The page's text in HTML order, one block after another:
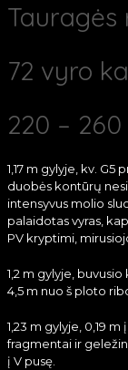
Tauragės
72 vyro
220 –
1,17 m gylyje, kv.
duobės kontūrų
intensyvus molio
palaidotas vyras,
PV kryptimi,
1,2 m gylyje,
4,5 m nuo š ploto
1,23 m gylyje, 0,19
fragmentai ir
į V pusę.